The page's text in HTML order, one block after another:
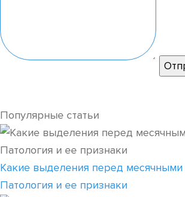
Популярные статьи
Какие выделения перед
Патология и ее признаки